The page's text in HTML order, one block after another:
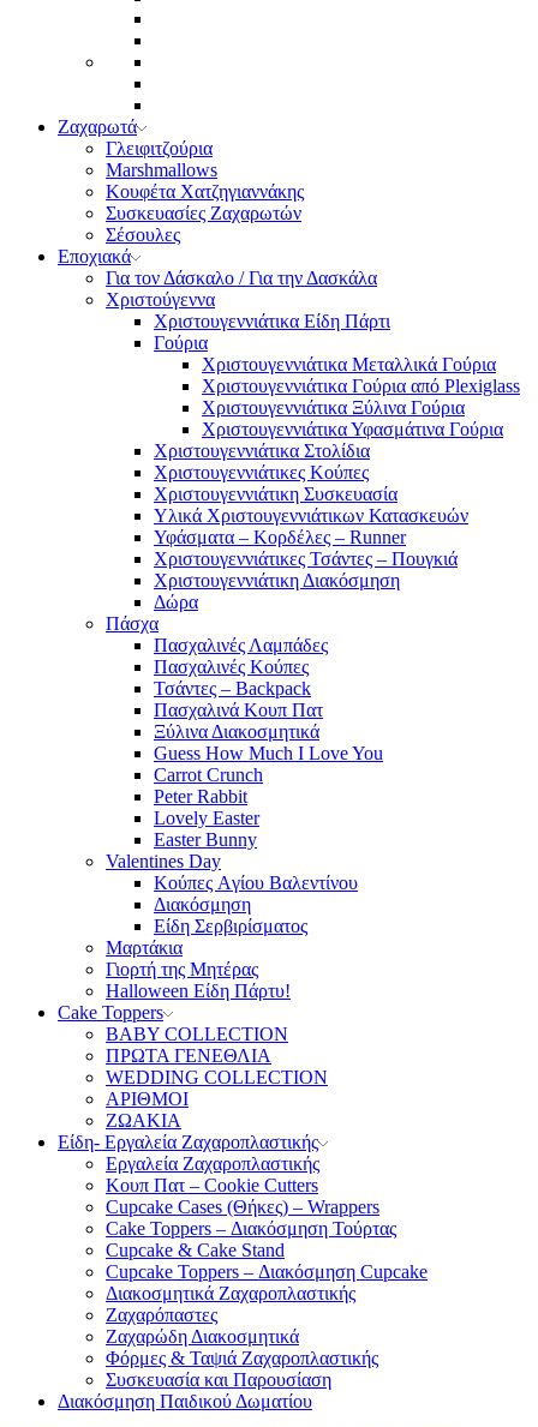
Ζαχαρωτά
Γλειφιτζούρια
Marshmallows
Κουφέτα Χατζηγιαννάκης
Συσκευασίες Ζαχαρωτών
Σέσουλες
Εποχιακά
Για τον Δάσκαλο / Για την Δασκάλα
Χριστούγεννα
Χριστουγεννιάτικα Είδη Πάρτι
Γούρια
Χριστουγεννιάτικα Μεταλλικά Γούρια
Χριστουγεννιάτικα Γούρια από Plexiglass
Χριστουγεννιάτικα Ξύλινα Γούρια
Χριστουγεννιάτικα Υφασμάτινα Γούρια
Χριστουγεννιάτικα Στολίδια
Χριστουγεννιάτικες Κούπες
Χριστουγεννιάτικη Συσκευασία
Υλικά Χριστουγεννιάτικων Κατασκευών
Υφάσματα – Κορδέλες – Runner
Χριστουγεννιάτικες Τσάντες – Πουγκιά
Χριστουγεννιάτικη Διακόσμηση
Δώρα
Πάσχα
Πασχαλινές Λαμπάδες
Πασχαλινές Κούπες
Τσάντες – Backpack
Πασχαλινά Κουπ Πατ
Ξύλινα Διακοσμητικά
Guess How Much I Love You
Carrot Crunch
Peter Rabbit
Lovely Easter
Easter Bunny
Valentines Day
Κούπες Aγίου Βαλεντίνου
Διακόσμηση
Είδη Σερβιρίσματος
Μαρτάκια
Γιορτή της Μητέρας
Halloween Είδη Πάρτυ!
Cake Toppers
BABY COLLECTION
ΠΡΩΤΑ ΓΕΝΕΘΛΙΑ
WEDDING COLLECTION
ΑΡΙΘΜΟΙ
ΖΩΑΚΙΑ
Είδη- Εργαλεία Ζαχαροπλαστικής
Εργαλεία Ζαχαροπλαστικής
Κουπ Πατ – Cookie Cutters
Cupcake Cases (Θήκες) – Wrappers
Cake Toppers – Διακόσμηση Τούρτας
Cupcake & Cake Stand
Cupcake Toppers – Διακόσμηση Cupcake
Διακοσμητικά Ζαχαροπλαστικής
Ζαχαρόπαστες
Ζαχαρώδη Διακοσμητικά
Φόρμες & Ταψιά Ζαχαροπλαστικής
Συσκευασία και Παρουσίαση
Διακόσμηση Παιδικού Δωματίου